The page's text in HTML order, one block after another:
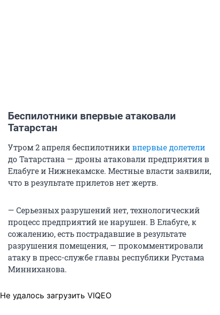
Беспилотники впервые атаковали
Татарстан
Утром 2 апреля беспилотникивпервые долетели
до Татарстана — дроны атаковали предприятия в
Елабуге и Нижнекамске. Местные власти заявили,
что в результате прилетов нет жертв.
— Серьезных разрушений нет, технологический
процесс предприятий не нарушен. В Елабуге, к
сожалению, есть пострадавшие в результате
разрушения помещения, — прокомментировали
атаку в пресс-службе главы республики Рустама
Минниханова.
Не удалось загрузить VIQEO